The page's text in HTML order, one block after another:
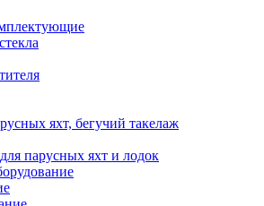
яхт, бегучий такелаж
парусных яхт и лодок